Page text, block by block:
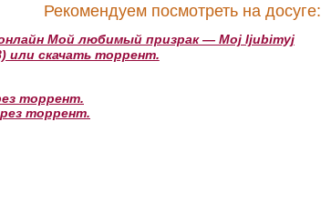
Рекомендуем посмотреть на досуге:
Мой любимый призрак — Moj ljubimyj
или скачать торрент.
торрент.
торрент.